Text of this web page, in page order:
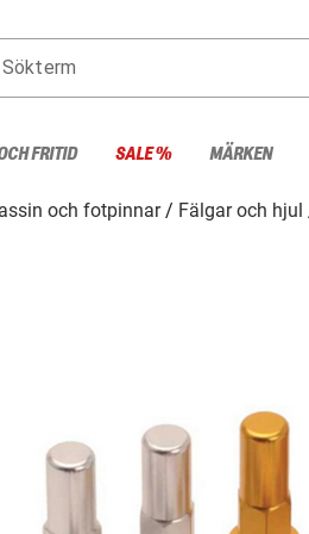
Sökterm
FRITID SALE % MÄRKEN
och fotpinnar Fälgar och hjul